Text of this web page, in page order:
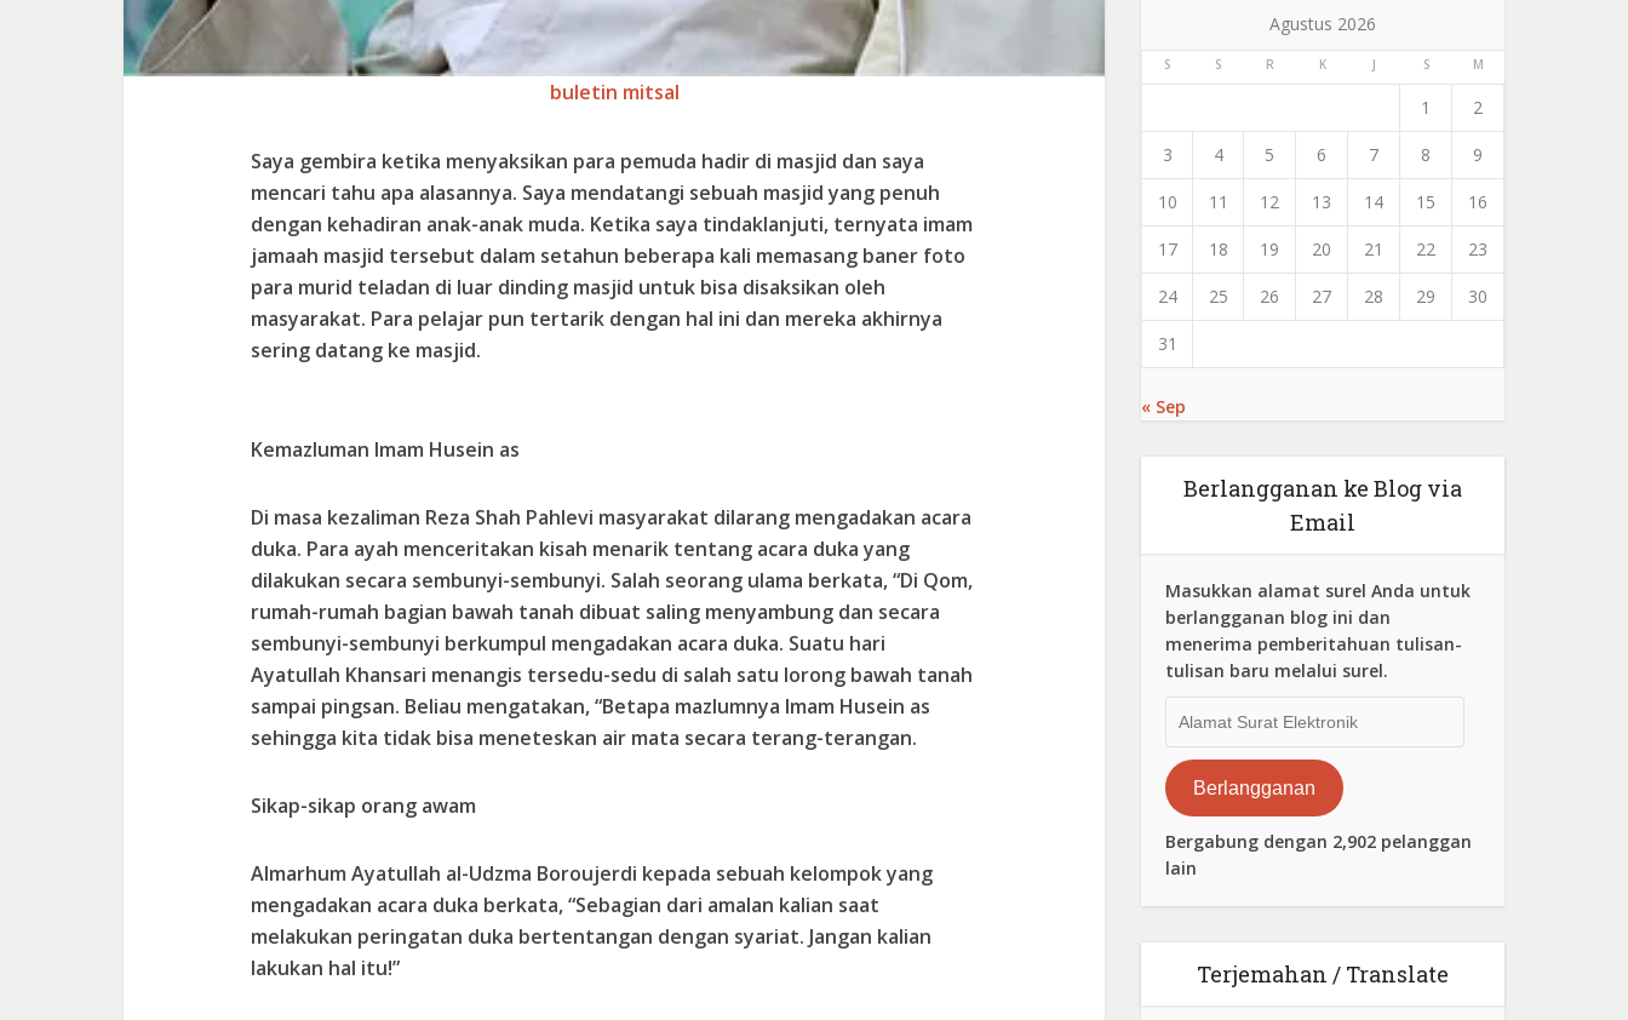
buletin mitsal
Saya gembira ketika menyaksikan para pemuda hadir di masjid dan saya
mencari tahu apa alasannya. Saya mendatangi sebuah masjid yang penuh
dengan kehadiran anak-anak muda. Ketika saya tindaklanjuti, ternyata imam
jamaah masjid tersebut dalam setahun beberapa kali memasang baner foto
para murid teladan di luar dinding masjid untuk bisa disaksikan oleh
masyarakat. Para pelajar pun tertarik dengan hal ini dan mereka akhirnya
sering datang ke masjid.
Kemazluman Imam Husein as
Di masa kezaliman Reza Shah Pahlevi masyarakat dilarang mengadakan acara
duka. Para ayah menceritakan kisah menarik tentang acara duka yang
dilakukan secara sembunyi-sembunyi. Salah seorang ulama berkata, “Di Qom,
rumah-rumah bagian bawah tanah dibuat saling menyambung dan secara
sembunyi-sembunyi berkumpul mengadakan acara duka. Suatu hari
Ayatullah Khansari menangis tersedu-sedu di salah satu lorong bawah tanah
sampai pingsan. Beliau mengatakan, “Betapa mazlumnya Imam Husein as
sehingga kita tidak bisa meneteskan air mata secara terang-terangan.
Sikap-sikap orang awam
Almarhum Ayatullah al-Udzma Boroujerdi kepada sebuah kelompok yang
mengadakan acara duka berkata, “Sebagian dari amalan kalian saat
melakukan peringatan duka bertentangan dengan syariat. Jangan kalian
lakukan hal itu!”
Agustus 2026
S S R K J S M
1 2
3 4 5 6 7 8 9
10 11 12 13 14 15 16
17 18 19 20 21 22 23
24 25 26 27 28 29 30
31
« Sep
Berlangganan ke Blog via
Email
Masukkan alamat surel Anda untuk
berlangganan blog ini dan
menerima pemberitahuan tulisan-
tulisan baru melalui surel.
Surat
Elektronik
Berlangganan
Bergabung dengan 2,902 pelanggan
lain
Terjemahan / Translate